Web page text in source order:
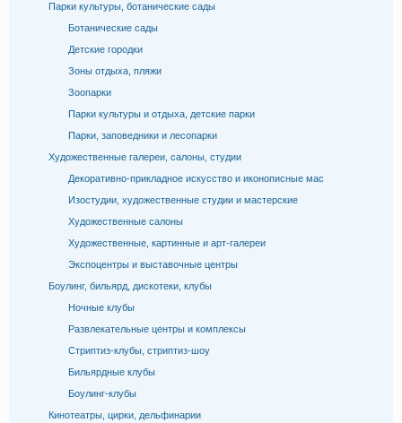
Парки культуры, ботанические сады
Ботанические сады
Детские городки
Зоны отдыха, пляжи
Зоопарки
Парки культуры и отдыха, детские парки
Парки, заповедники и лесопарки
Художественные галереи, салоны, студии
Декоративно-прикладное искусство и иконописные мас
Изостудии, художественные студии и мастерские
Художественные салоны
Художественные, картинные и арт-галереи
Экспоцентры и выставочные центры
Боулинг, бильярд, дискотеки, клубы
Ночные клубы
Развлекательные центры и комплексы
Стриптиз-клубы, стриптиз-шоу
Бильярдные клубы
Боулинг-клубы
Кинотеатры, цирки, дельфинарии